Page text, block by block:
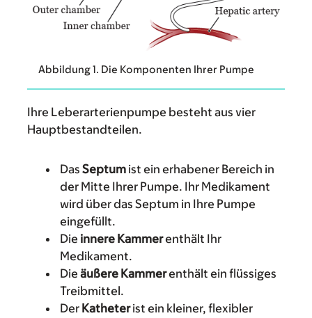
Abbildung 1. Die Komponenten Ihrer Pumpe
Ihre Leberarterienpumpe besteht aus vier
Hauptbestandteilen.
Das Septum ist ein erhabener Bereich in
der Mitte Ihrer Pumpe. Ihr Medikament
wird über das Septum in Ihre Pumpe
eingefüllt.
Die innere Kammerenthält Ihr
Medikament.
Die äußere Kammerenthält ein flüssiges
Treibmittel.
Der Katheterist ein kleiner, flexibler